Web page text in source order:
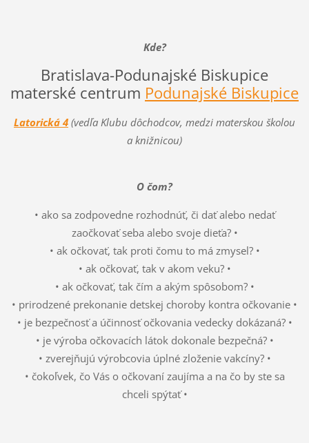
Kde?
Bratislava-Podunajské Biskupice
materské centrum Podunajské Biskupice
Latorická 4 (vedľa Klubu dôchodcov, medzi materskou školou
a knižnicou)
O čom?
• ako sa zodpovedne rozhodnúť, či dať alebo nedať
zaočkovať seba alebo svoje dieťa? •
• ak očkovať, tak proti čomu to má zmysel? •
• ak očkovať, tak v akom veku? •
• ak očkovať, tak čím a akým spôsobom? •
• prirodzené prekonanie detskej choroby kontra očkovanie •
• je bezpečnosť a účinnosť očkovania vedecky dokázaná? •
• je výroba očkovacích látok dokonale bezpečná? •
• zverejňujú výrobcovia úplné zloženie vakcíny? •
• čokoľvek, čo Vás o očkovaní zaujíma a na čo by ste sa
chceli spýtať •